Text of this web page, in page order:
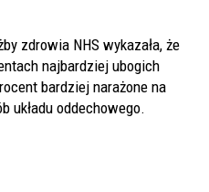
zdrowia NHS wykazała, że
najbardziej ubogich
bardziej narażone na
układu oddechowego.